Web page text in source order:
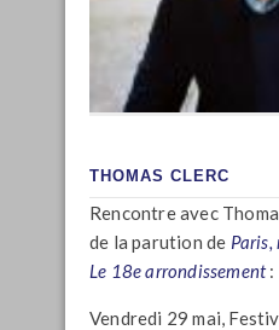
THOMAS CLERC
Rencontre avec
de la parution de Paris,
Le 18e arrondissement:
Vendredi 29 mai,